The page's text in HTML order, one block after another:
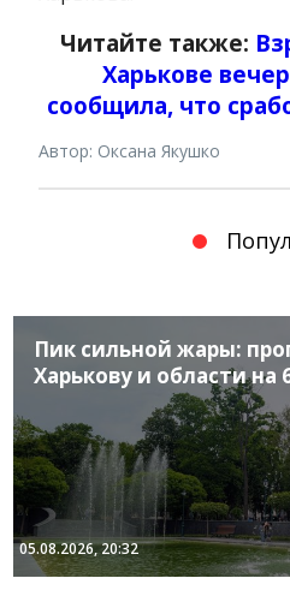
Читайте также:
Харькове
сообщила, что
Автор: Оксана Якушко
Пик сильной жары:
Харькову и области на
05.08.2026, 20:32